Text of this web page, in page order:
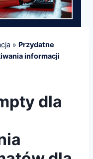
» Przydatne
informacji
dla